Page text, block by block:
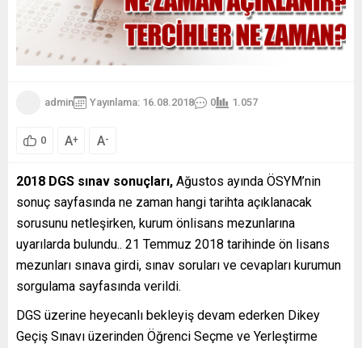
admin Yayınlama: 16.08.2018 0 1.057
0 A+ A-
2018 DGS sınav sonuçları, Ağustos ayında ÖSYM’nin
sonuç sayfasında ne zaman hangi tarihta açıklanacak
sorusunu netleşirken, kurum önlisans mezunlarına
uyarılarda bulundu.. 21 Temmuz 2018 tarihinde ön lisans
mezunları sınava girdi, sınav soruları ve cevapları kurumun
sorgulama sayfasında verildi.
DGS üzerine heyecanlı bekleyiş devam ederken Dikey
Geçiş Sınavı üzerinden Öğrenci Seçme ve Yerleştirme